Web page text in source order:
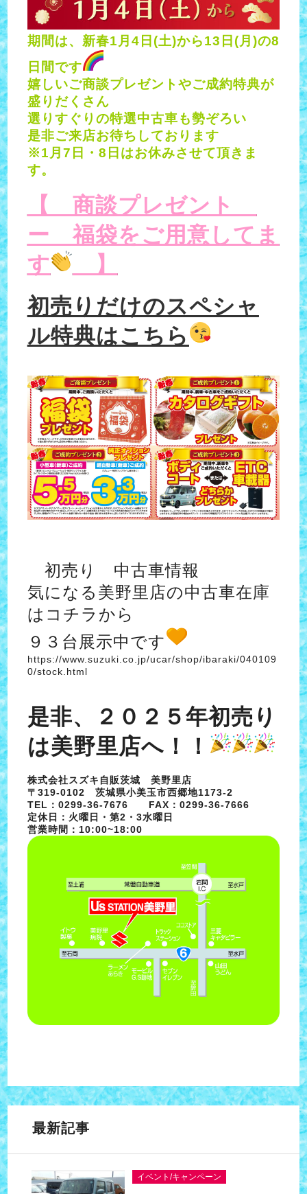
期間は、新春1月4日(土)から13日(月)の8
日間です
嬉しいご商談プレゼントやご成約特典が
盛りだくさん
選りすぐりの特選中古車も勢ぞろい
是非ご来店お待ちしております
※1月7日・8日はお休みさせて頂きま
す。
【 商談プレゼント
ー 福袋をご用意してま
す
】
初売りだけのスペシャ
ル特典はこちら
初売り 中古車情報
気になる美野里店の中古車在庫
はコチラから
９３台展示中です
https://www.suzuki.co.jp/ucar/shop/ibaraki/040109
0/stock.html
是非、２０２５年初売り
は美野里店へ！！
株式会社スズキ自販茨城 美野里店
〒319-0102 茨城県小美玉市西郷地1173-2
TEL：0299-36-7676 FAX：0299-36-7666
定休日：火曜日・第2・3水曜日
営業時間：10:00~18:00
最新記事
イベント/キャンペーン